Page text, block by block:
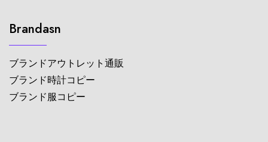
Brandasn
ブランドアウトレット通販
ブランド時計コピー
ブランド服コピー